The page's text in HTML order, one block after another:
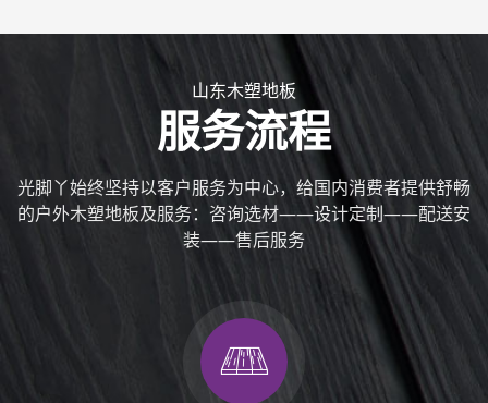
山东木塑地板
服务流程
光脚丫始终坚持以客户服务为中心，给国内消费者提供舒畅
的户外木塑地板及服务：咨询选材——设计定制——配送安
装——售后服务